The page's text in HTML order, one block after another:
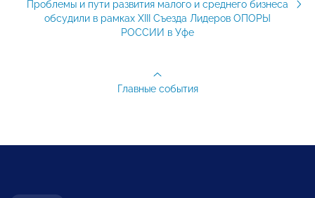
Проблемы и пути развития малого и среднего бизнеса
обсудили в рамках XIII Съезда Лидеров ОПОРЫ
РОССИИ в Уфе
Главные события